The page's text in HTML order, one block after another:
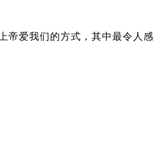
帝爱我们的方式，其中最令人感